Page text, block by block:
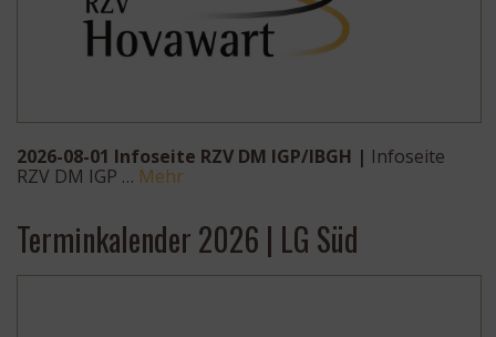
2026-08-01 Infoseite RZV DM IGP/IBGH | Infoseite
RZV DM IGP … Mehr
Terminkalender 2026 | LG Süd